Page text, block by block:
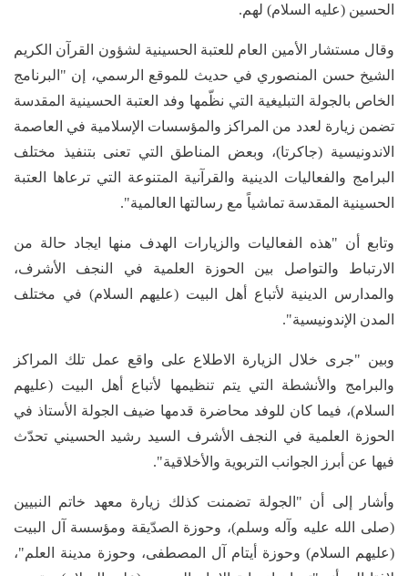
الحسين (عليه السلام) لهم.
وقال مستشار الأمين العام للعتبة الحسينية لشؤون القرآن الكريم
الشيخ حسن المنصوري في حديث للموقع الرسمي، إن "البرنامج
الخاص بالجولة التبليغية التي نظّمها وفد العتبة الحسينية المقدسة
تضمن زيارة لعدد من المراكز والمؤسسات الإسلامية في العاصمة
الاندونيسية (جاكرتا)، وبعض المناطق التي تعنى بتنفيذ مختلف
البرامج والفعاليات الدينية والقرآنية المتنوعة التي ترعاها العتبة
الحسينية المقدسة تماشياً مع رسالتها العالمية".
وتابع أن "هذه الفعاليات والزيارات الهدف منها ايجاد حالة من
الارتباط والتواصل بين الحوزة العلمية في النجف الأشرف،
والمدارس الدينية لأتباع أهل البيت (عليهم السلام) في مختلف
المدن الإندونيسية".
وبين "جرى خلال الزيارة الاطلاع على واقع عمل تلك المراكز
والبرامج والأنشطة التي يتم تنظيمها لأتباع أهل البيت (عليهم
السلام)، فيما كان للوفد محاضرة قدمها ضيف الجولة الأستاذ في
الحوزة العلمية في النجف الأشرف السيد رشيد الحسيني تحدّث
فيها عن أبرز الجوانب التربوية والأخلاقية".
وأشار إلى أن "الجولة تضمنت كذلك زيارة معهد خاتم النبيين
(صلى الله عليه وآله وسلم)، وحوزة الصدّيقة ومؤسسة آل البيت
(عليهم السلام) وحوزة أيتام آل المصطفى، وحوزة مدينة العلم"،